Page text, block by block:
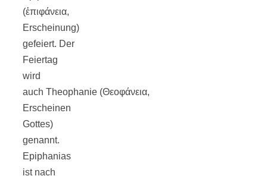
(ἐπιφάνεια,
Erscheinung)
gefeiert. Der
Feiertag
wird
auch Theophanie (Θεοφάνεια,
Erscheinen
Gottes)
genannt.
Epiphanias
ist nach